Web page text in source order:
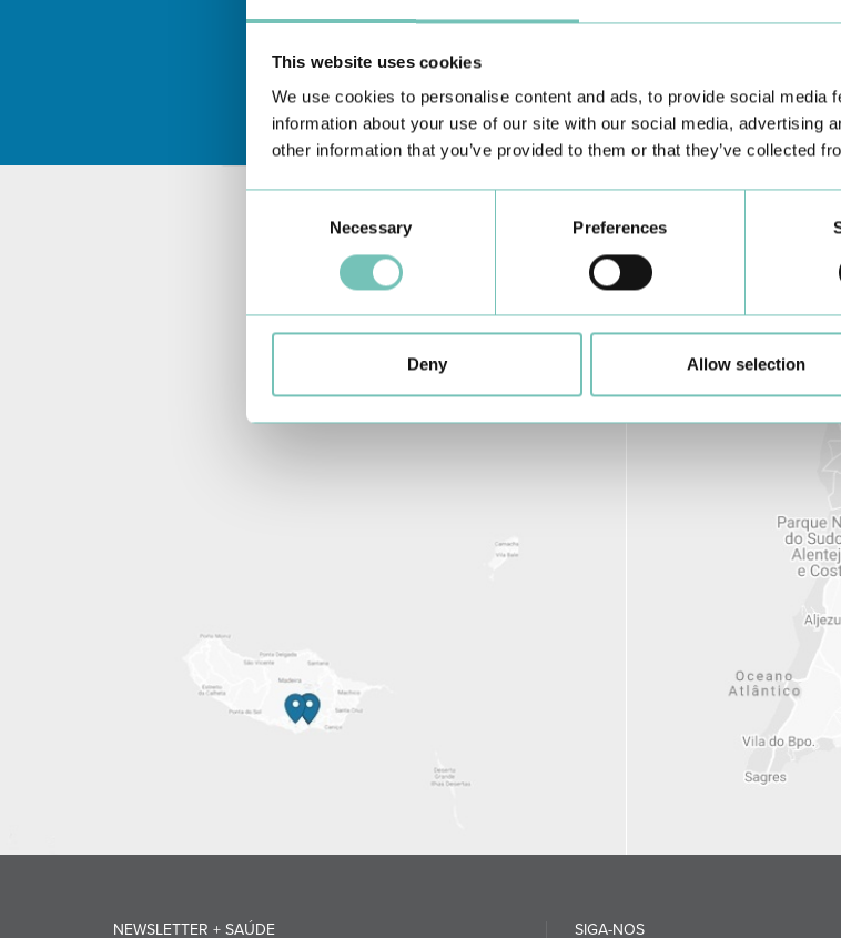
This website uses cookies
We use cookies to personalise content and ads, to provide social media
information about your use of our site with our social media, advertising
other information that you’ve provided to them or that they’ve collected
Necessary Preferences
Deny Allow selection
Conheça todas as Unidades de
NEWSLETTER + SAÚDE SIGA-NOS